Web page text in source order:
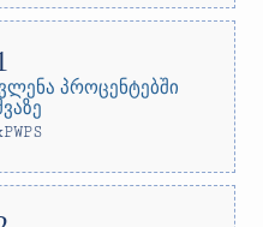
პროცენტებში